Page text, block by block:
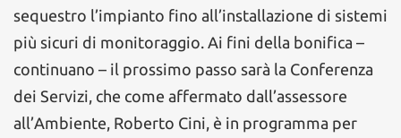
sequestro l’impianto fino all’installazione di sistemi
più sicuri di monitoraggio. Ai fini della bonifica –
continuano – il prossimo passo sarà la Conferenza
dei Servizi, che come affermato dall’assessore
all’Ambiente, Roberto Cini, è in programma per